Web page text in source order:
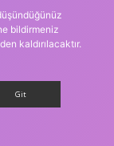
bildirmeniz
kaldırılacaktır.